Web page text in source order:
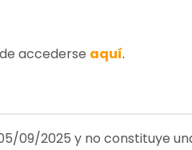
accederse aquí.
09/2025 y no constituye